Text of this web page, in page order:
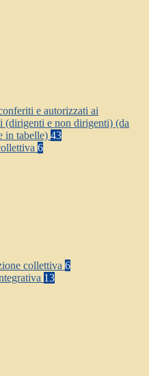
e autorizzati ai
(dirigenti e non dirigenti) (da
in tabelle) 43
6
collettiva 6
13